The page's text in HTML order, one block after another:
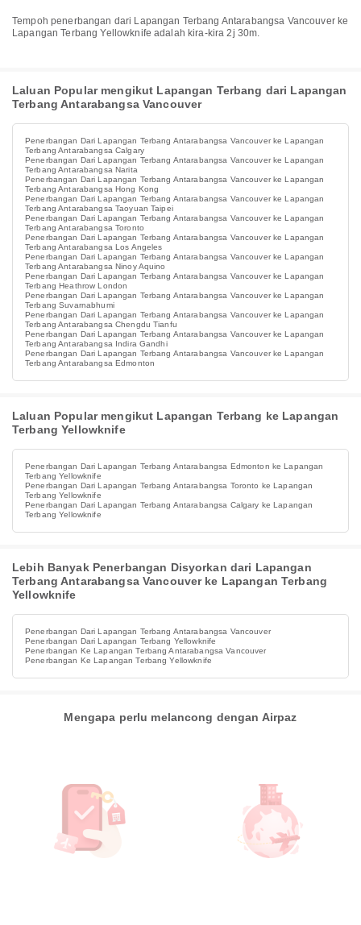
Tempoh penerbangan dari Lapangan Terbang Antarabangsa Vancouver ke
Lapangan Terbang Yellowknife adalah kira-kira 2j 30m.
Laluan Popular mengikut Lapangan Terbang dari Lapangan
Terbang Antarabangsa Vancouver
Penerbangan Dari Lapangan Terbang Antarabangsa Vancouver ke Lapangan
Terbang Antarabangsa Calgary
Penerbangan Dari Lapangan Terbang Antarabangsa Vancouver ke Lapangan
Terbang Antarabangsa Narita
Penerbangan Dari Lapangan Terbang Antarabangsa Vancouver ke Lapangan
Terbang Antarabangsa Hong Kong
Penerbangan Dari Lapangan Terbang Antarabangsa Vancouver ke Lapangan
Terbang Antarabangsa Taoyuan Taipei
Penerbangan Dari Lapangan Terbang Antarabangsa Vancouver ke Lapangan
Terbang Antarabangsa Toronto
Penerbangan Dari Lapangan Terbang Antarabangsa Vancouver ke Lapangan
Terbang Antarabangsa Los Angeles
Penerbangan Dari Lapangan Terbang Antarabangsa Vancouver ke Lapangan
Terbang Antarabangsa Ninoy Aquino
Penerbangan Dari Lapangan Terbang Antarabangsa Vancouver ke Lapangan
Terbang Heathrow London
Penerbangan Dari Lapangan Terbang Antarabangsa Vancouver ke Lapangan
Terbang Suvarnabhumi
Penerbangan Dari Lapangan Terbang Antarabangsa Vancouver ke Lapangan
Terbang Antarabangsa Chengdu Tianfu
Penerbangan Dari Lapangan Terbang Antarabangsa Vancouver ke Lapangan
Terbang Antarabangsa Indira Gandhi
Penerbangan Dari Lapangan Terbang Antarabangsa Vancouver ke Lapangan
Terbang Antarabangsa Edmonton
Laluan Popular mengikut Lapangan Terbang ke Lapangan
Terbang Yellowknife
Penerbangan Dari Lapangan Terbang Antarabangsa Edmonton ke Lapangan
Terbang Yellowknife
Penerbangan Dari Lapangan Terbang Antarabangsa Toronto ke Lapangan
Terbang Yellowknife
Penerbangan Dari Lapangan Terbang Antarabangsa Calgary ke Lapangan
Terbang Yellowknife
Lebih Banyak Penerbangan Disyorkan dari Lapangan
Terbang Antarabangsa Vancouver ke Lapangan Terbang
Yellowknife
Penerbangan Dari Lapangan Terbang Antarabangsa Vancouver
Penerbangan Dari Lapangan Terbang Yellowknife
Penerbangan Ke Lapangan Terbang Antarabangsa Vancouver
Penerbangan Ke Lapangan Terbang Yellowknife
Mengapa perlu melancong dengan Airpaz